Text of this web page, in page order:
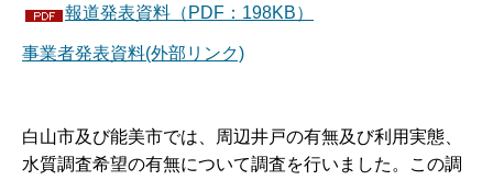
報道発表資料（PDF：198KB）
事業者発表資料(外部リンク)
白山市及び能美市では、周辺井戸の有無及び利用実態、
水質調査希望の有無について調査を行いました。この調